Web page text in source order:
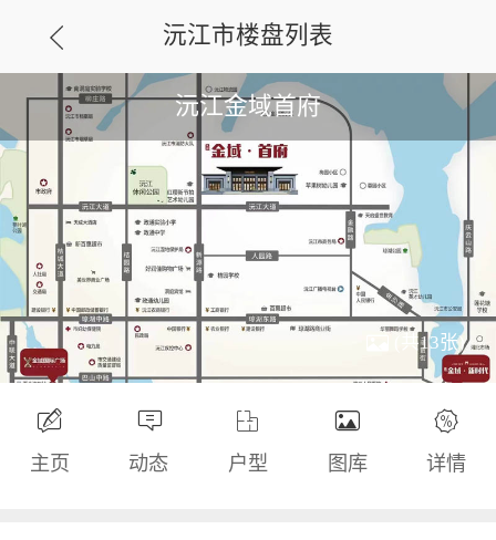
沅江市楼盘列表
沅江金域首府
(共13张)
主页 动态 户型 图库 详情